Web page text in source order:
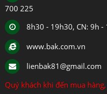
700 225
8h30 - 19h30, CN: 9h -
www.bak.com.vn
lienbak81@gmail.com
Quý khách khi đến mua